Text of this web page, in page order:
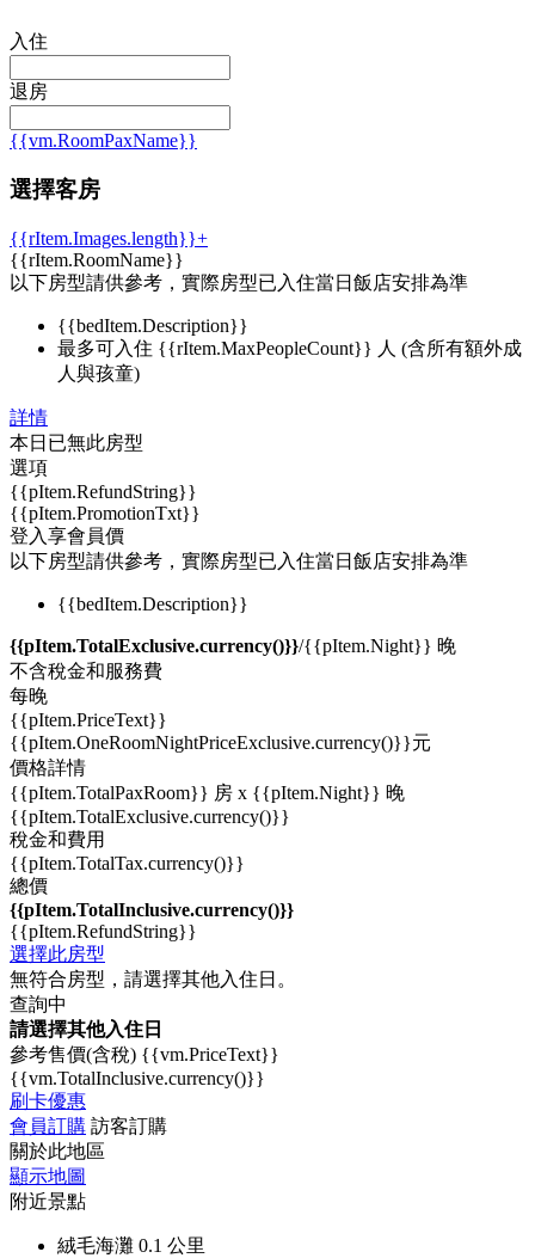
入住
退房
{{vm.RoomPaxName}}
選擇客房
{{rItem.Images.length}}+
{{rItem.RoomName}}
以下房型請供參考，實際房型已入住當日飯店安排為準
{{bedItem.Description}}
最多可入住 {{rItem.MaxPeopleCount}} 人 (含所有額外成
人與孩童)
詳情
本日已無此房型
選項
{{pItem.RefundString}}
{{pItem.PromotionTxt}}
登入享會員價
以下房型請供參考，實際房型已入住當日飯店安排為準
{{bedItem.Description}}
{{pItem.TotalExclusive.currency()}}/{{pItem.Night}} 晚
不含稅金和服務費
每晚
{{pItem.PriceText}}
{{pItem.OneRoomNightPriceExclusive.currency()}}元
價格詳情
{{pItem.TotalPaxRoom}} 房 x {{pItem.Night}} 晚
{{pItem.TotalExclusive.currency()}}
稅金和費用
{{pItem.TotalTax.currency()}}
總價
{{pItem.TotalInclusive.currency()}}
{{pItem.RefundString}}
選擇此房型
無符合房型，請選擇其他入住日。
查詢中
請選擇其他入住日
參考售價(含稅) {{vm.PriceText}}
{{vm.TotalInclusive.currency()}}
刷卡優惠
會員訂購 訪客訂購
關於此地區
顯示地圖
附近景點
絨毛海灘 0.1 公里